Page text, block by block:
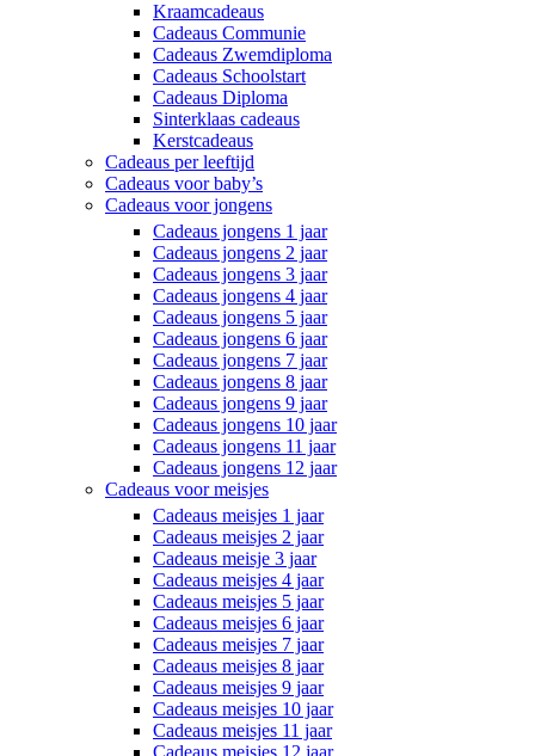
Kraamcadeaus
Cadeaus Communie
Cadeaus Zwemdiploma
Cadeaus Schoolstart
Cadeaus Diploma
Sinterklaas cadeaus
Kerstcadeaus
Cadeaus per leeftijd
Cadeaus voor baby’s
Cadeaus voor jongens
Cadeaus jongens 1 jaar
Cadeaus jongens 2 jaar
Cadeaus jongens 3 jaar
Cadeaus jongens 4 jaar
Cadeaus jongens 5 jaar
Cadeaus jongens 6 jaar
Cadeaus jongens 7 jaar
Cadeaus jongens 8 jaar
Cadeaus jongens 9 jaar
Cadeaus jongens 10 jaar
Cadeaus jongens 11 jaar
Cadeaus jongens 12 jaar
Cadeaus voor meisjes
Cadeaus meisjes 1 jaar
Cadeaus meisjes 2 jaar
Cadeaus meisje 3 jaar
Cadeaus meisjes 4 jaar
Cadeaus meisjes 5 jaar
Cadeaus meisjes 6 jaar
Cadeaus meisjes 7 jaar
Cadeaus meisjes 8 jaar
Cadeaus meisjes 9 jaar
Cadeaus meisjes 10 jaar
Cadeaus meisjes 11 jaar
Cadeaus meisjes 12 jaar